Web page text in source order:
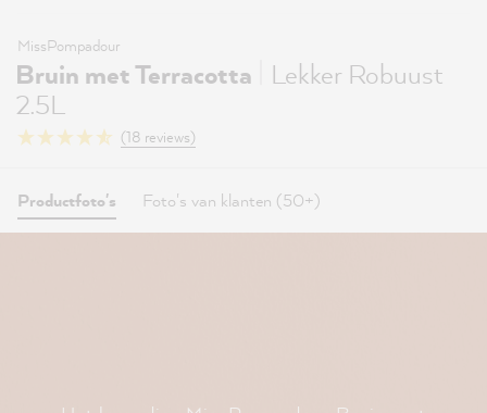
MissPompadour
Bruin met Terracotta
Lekker Robuust
2.5L
(18 reviews)
Productfoto's Foto's van klanten (50+)